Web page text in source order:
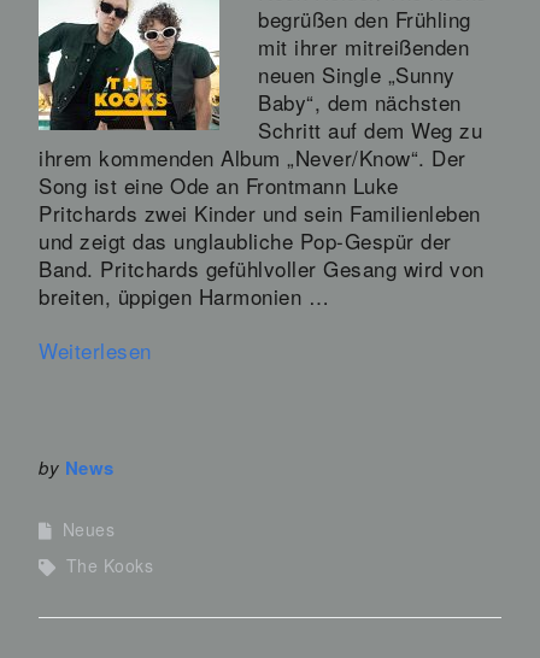
begrüßen den Frühling
mit ihrer mitreißenden
neuen Single „Sunny
Baby“, dem nächsten
Schritt auf dem Weg zu
ihrem kommenden Album „Never/Know“. Der
Song ist eine Ode an Frontmann Luke
Pritchards zwei Kinder und sein Familienleben
und zeigt das unglaubliche Pop-Gespür der
Band. Pritchards gefühlvoller Gesang wird von
breiten, üppigen Harmonien …
Weiterlesen
by News
Neues
The Kooks